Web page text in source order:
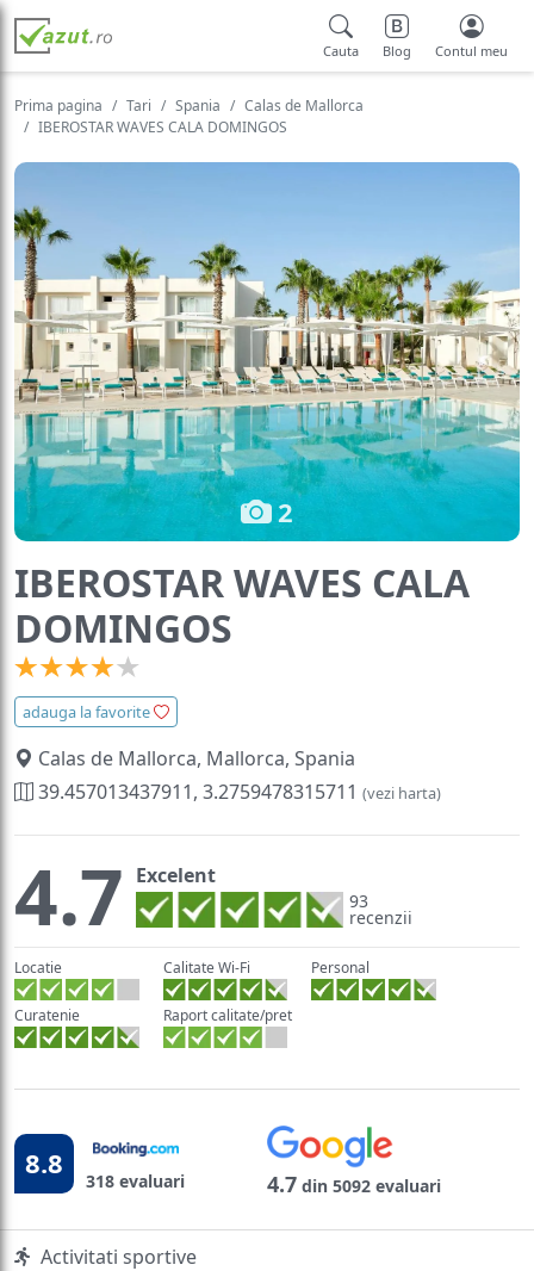
Cauta Blog Contul meu
Prima pagina Tari Spania
Calas de Mallorca
IBEROSTAR WAVES CALA DOMINGOS
2
IBEROSTAR WAVES CALA
DOMINGOS
adauga la favorite
Calas de Mallorca, Mallorca, Spania
39.457013437911, 3.2759478315711 (vezi harta)
4.7 Excelent
93
recenzii
Locatie Calitate Wi-Fi Personal
Curatenie Raport calitate/pret
8.8 318 evaluari 4.7 din 5092 evaluari
Activitati sportive